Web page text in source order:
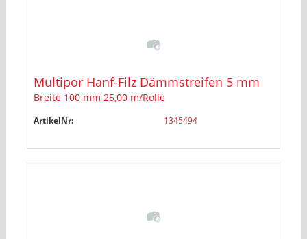
Multipor Hanf-Filz Dämmstreifen 5 mm
Breite 100 mm 25,00 m/Rolle
ArtikelNr: 1345494